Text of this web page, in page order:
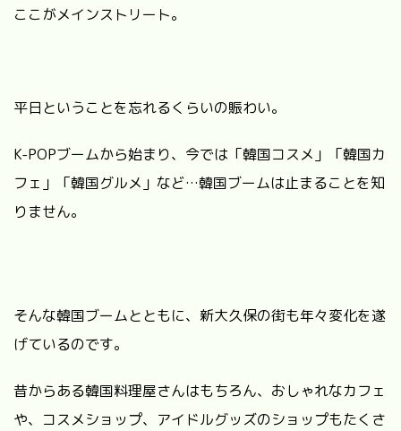
ここがメインストリート。
平日ということを忘れるくらいの賑わい。
K-POPブームから始まり、今では「韓国コスメ」「韓国カ
フェ」「韓国グルメ」など…韓国ブームは止まることを知
りません。
そんな韓国ブームとともに、新大久保の街も年々変化を遂
げているのです。
昔からある韓国料理屋さんはもちろん、おしゃれなカフェ
や、コスメショップ、アイドルグッズのショップもたくさ